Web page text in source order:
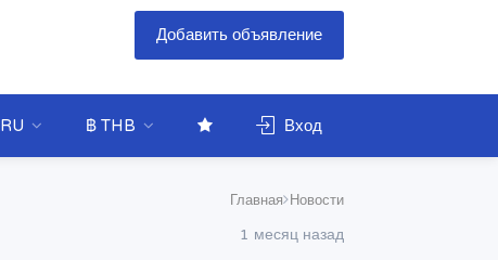
Добавить объявление
Вход
฿ THB
RU
Главная Новости
1 месяц назад